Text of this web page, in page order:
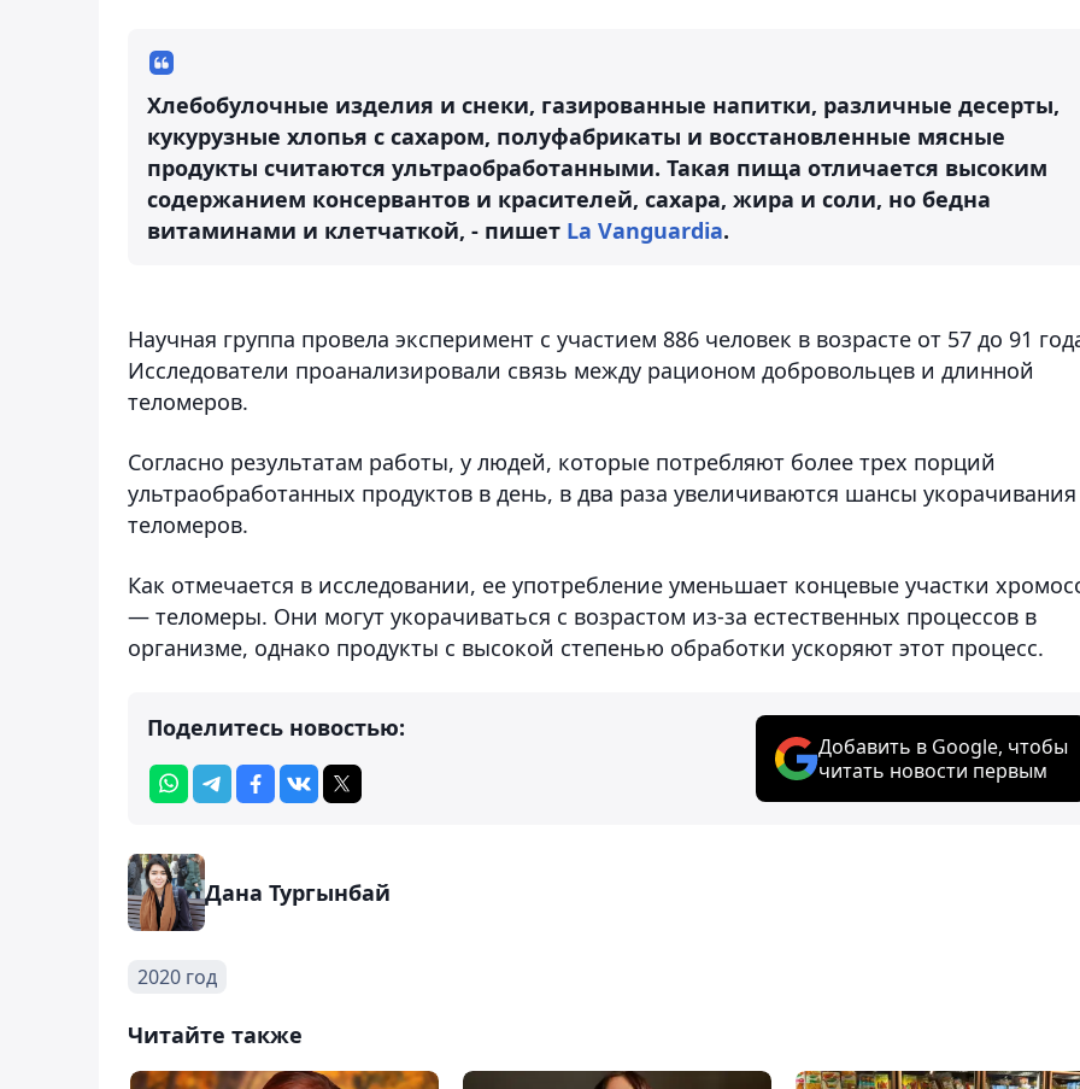
Хлебобулочные изделия и снеки, газированные напитки, различные десерты,
кукурузные хлопья с сахаром, полуфабрикаты и восстановленные мясные
продукты считаются ультраобработанными. Такая пища отличается высоким
содержанием консервантов и красителей, сахара, жира и соли, но бедна
витаминами и клетчаткой, - пишет La Vanguardia.
Научная группа провела эксперимент с участием 886 человек в возрасте от 57 до 91
Исследователи проанализировали связь между рационом добровольцев и длинной
теломеров.
Согласно результатам работы, у людей, которые потребляют более трех порций
ультраобработанных продуктов в день, в два раза увеличиваются шансы укорачивания
теломеров.
Как отмечается в исследовании, ее употребление уменьшает концевые участки
— теломеры. Они могут укорачиваться с возрастом из-за естественных процессов в
организме, однако продукты с высокой степенью обработки ускоряют этот процесс.
Поделитесь новостью:
Добавить в Google, чтобы
читать новости первым
Дана Тургынбай
2020 год
Читайте также